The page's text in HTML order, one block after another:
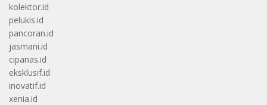
kolektor.id
pelukis.id
pancoran.id
jasmani.id
cipanas.id
eksklusif.id
inovatif.id
xenia.id